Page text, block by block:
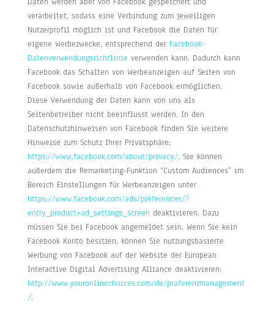
verarbeitet, sodass eine Verbindung zum jeweiligen
Nutzerprofil möglich ist und Facebook die Daten für
eigene Werbezwecke, entsprechend der Facebook-
Datenverwendungsrichtlinie verwenden kann. Dadurch kann
Facebook das Schalten von Werbeanzeigen auf Seiten von
Facebook sowie außerhalb von Facebook ermöglichen.
Diese Verwendung der Daten kann von uns als
Seitenbetreiber nicht beeinflusst werden. In den
Datenschutzhinweisen von Facebook finden Sie weitere
Hinweise zum Schutz Ihrer Privatsphäre:
https://www.facebook.com/about/privacy/. Sie können
außerdem die Remarketing-Funktion “Custom Audiences” im
Bereich Einstellungen für Werbeanzeigen unter
https://www.facebook.com/ads/preferences/?
entry_product=ad_settings_screen deaktivieren. Dazu
müssen Sie bei Facebook angemeldet sein. Wenn Sie kein
Facebook Konto besitzen, können Sie nutzungsbasierte
Werbung von Facebook auf der Website der European
Interactive Digital Advertising Alliance deaktivieren:
http://www.youronlinechoices.com/de/praferenzmanagement
/.